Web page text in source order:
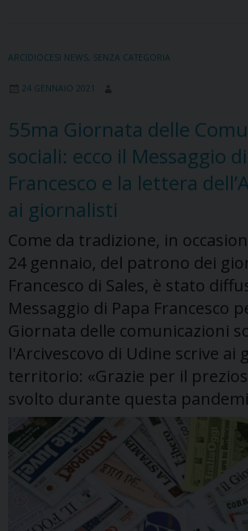
Quaresima
Foranie
ARCIDIOCESI NEWS SENZA CATEGORIA
24 GENNAIO 2021
55ma Giornata delle
sociali: ecco il Messaggio
Francesco e la lettera
ai giornalisti
Come da tradizione, in
24 gennaio, del patrono dei
Francesco di Sales, è stato
Messaggio di Papa Francesco
Giornata delle comunicazioni
l'Arcivescovo di Udine scrive ai
territorio: «Grazie per il
svolto durante questa